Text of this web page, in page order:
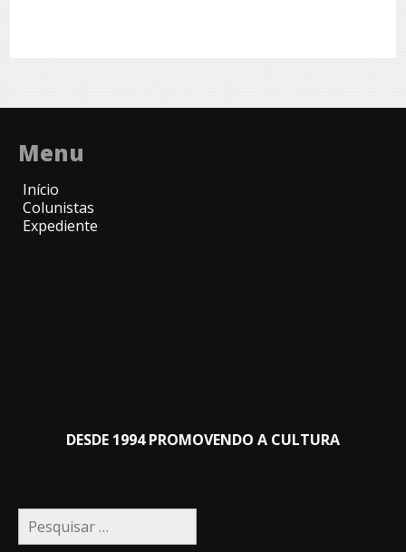
Menu
Início
Colunistas
Expediente
DESDE 1994 PROMOVENDO A CULTURA
Pesquisar
por: